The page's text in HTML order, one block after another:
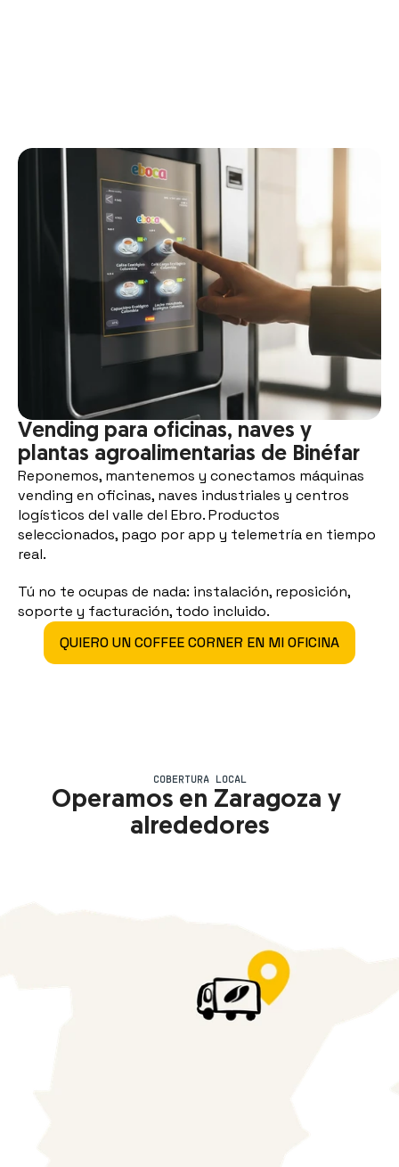
Vending para oficinas, naves y
plantas agroalimentarias de Binéfar
Reponemos, mantenemos y conectamos máquinas
vending en oficinas, naves industriales y centros
logísticos del valle del Ebro. Productos
seleccionados, pago por app y telemetría en tiempo
real.
Tú no te ocupas de nada: instalación, reposición,
soporte y facturación, todo incluido.
QUIERO UN COFFEE CORNER EN MI OFICINA
COBERTURA LOCAL
Operamos en Zaragoza y
alrededores